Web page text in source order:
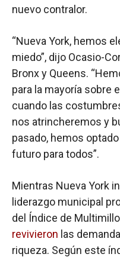
nuevo contralor.
“Nueva York, hemos
miedo”, dijo Ocasio-
Bronx y Queens.
para la mayoría sobre
cuando las
nos atrincheremos y
pasado, hemos
futuro para todos”.
Mientras Nueva York
liderazgo municipal
del Índice de
revivieron las
riqueza. Según este